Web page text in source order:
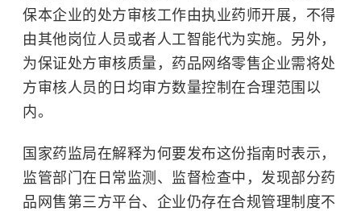
保本企业的处方审核工作由执业药师开展，不得
由其他岗位人员或者人工智能代为实施。另外，
为保证处方审核质量，药品网络零售企业需将处
方审核人员的日均审方数量控制在合理范围以
内。
国家药监局在解释为何要发布这份指南时表示，
监管部门在日常监测、监督检查中，发现部分药
品网售第三方平台、企业仍存在合规管理制度不